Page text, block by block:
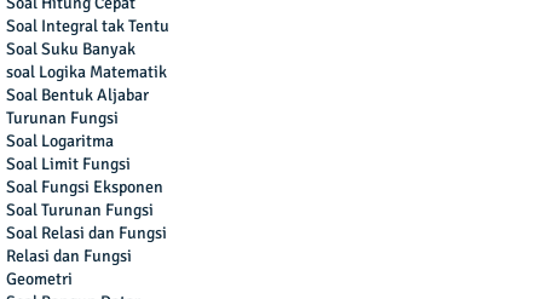
Soal Integral tak Tentu
Soal Suku Banyak
soal Logika Matematik
Soal Bentuk Aljabar
Turunan Fungsi
Soal Logaritma
Soal Limit Fungsi
Soal Fungsi Eksponen
Soal Turunan Fungsi
Soal Relasi dan Fungsi
Relasi dan Fungsi
Geometri